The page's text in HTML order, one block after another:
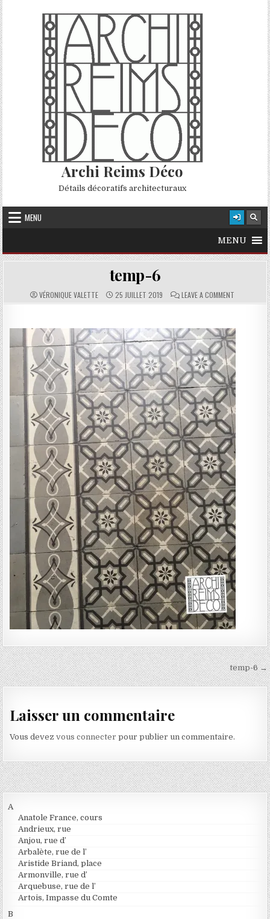
Skip to content
Archi Reims Déco
Détails décoratifs architecturaux
MENU
MENU
temp-6
AUTHOR:
VÉRONIQUE VALETTE PUBLISHED DATE:
25 JUILLET 2019 COMMENTS:
LEAVE A COMMENTON TEMP-6
Navigation de l’article temp-6 →
Laisser un commentaire
Vous devezvous connecter pour publier un commentaire.
A
Anatole France, cours
Andrieux, rue
Anjou, rue d’
Arbalète, rue de l’
Aristide Briand, place
Armonville, rue d’
Arquebuse, rue de l’
Artois, Impasse du Comte
B